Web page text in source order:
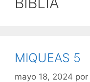
MIQUEAS 5
mayo 18, 2024 por